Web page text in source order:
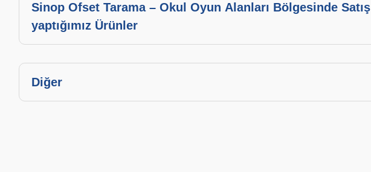
Sinop Ofset Tarama – Okul Oyun Alanları Bölgesinde Satış
yaptığımız Ürünler
Diğer